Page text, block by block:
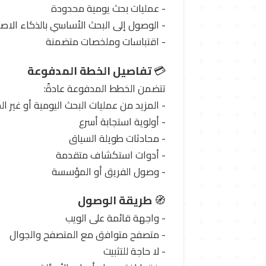
- عمليات بحث يومية محدودة
- الوصول إلى البحث الأساسي بالذكاء
- اقتباسات وملخصات متضمنة
💳تفاصيل الخطة المدفوعة
تتضمن الخطط المدفوعة عادةً:
- المزيد من عمليات البحث اليومية أو غير
- أولوية استجابة أسرع
- محادثات طويلة السياق
- أدوات استكشاف متقدمة
- وصول الفريق أو المؤسسة
🧭 طريقة الوصول
- واجهة قائمة على الويب
- متصفح متوافق مع المتصفح والجوال
- لا حاجة للتثبيت